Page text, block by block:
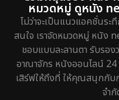
หมวดหมู่ ดูหนัง
ไม่ว่าจะเป็นแนวแอคชั่นร
สนใจ เราจัดหมวดหมู่ หนัง
ชอบแบบละลานตา รับรอง
อาณาจักร หนังออนไลน์ 24
เสิร์ฟให้ถึงที่ ให้คุณสนุกกับ
จำ